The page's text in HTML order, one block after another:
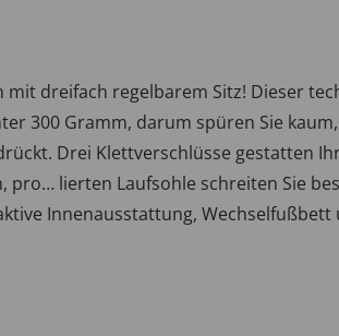
dreifach regelbarem Sitz! Dieser
300 Gramm, darum spüren Sie
Drei Klettverschlüsse gestatten
pro… lierten Laufsohle schreiten Sie
Innenausstattung, Wechselfußbett